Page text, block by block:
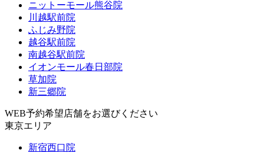
ニットーモール熊谷院
川越駅前院
ふじみ野院
越谷駅前院
南越谷駅前院
イオンモール春日部院
草加院
新三郷院
WEB予約希望店舗をお選びください
東京エリア
新宿西口院